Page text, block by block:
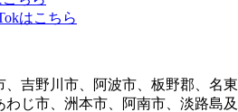
吉野川市、阿波市、板野郡、名東
じ市、洲本市、阿南市、淡路島及